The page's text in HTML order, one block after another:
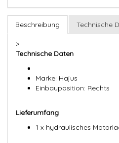
Beschreibung Technische
>
Technische Daten
Marke: Hajus
Einbauposition: Rechts
Lieferumfang
1 x hydraulisches